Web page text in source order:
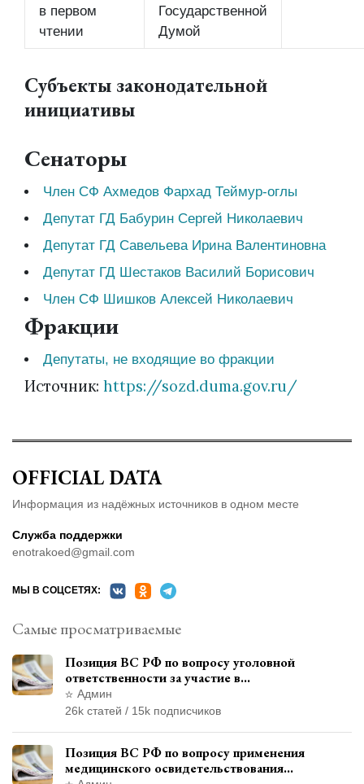
в первом
чтении
Государственной
Думой
Субъекты законодательной
инициативы
Сенаторы
Член СФ Ахмедов Фархад Теймур-оглы
Депутат ГД Бабурин Сергей Николаевич
Депутат ГД Савельева Ирина Валентиновна
Депутат ГД Шестаков Василий Борисович
Член СФ Шишков Алексей Николаевич
Фракции
Депутаты, не входящие во фракции
Источник: https://sozd.duma.gov.ru/
OFFICIAL DATA
Информация из надёжных источников в одном месте
Служба поддержки
enotrakoed@gmail.com
МЫ В СОЦСЕТЯХ:
Самые просматриваемые
Позиция ВС РФ по вопросу уголовной
ответственности за участие в
террористической организации до
официального признания
Админ
26k статей / 15k подписчиков
Позиция ВС РФ по вопросу применения
медицинского освидетельствования